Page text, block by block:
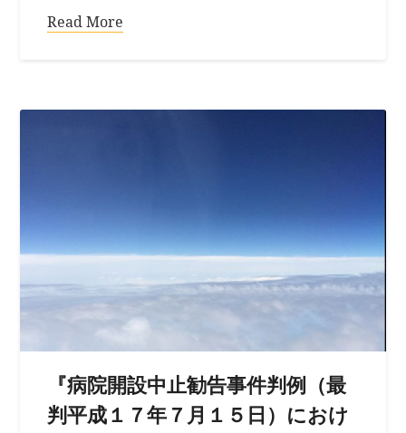
Read More
『病院開設中止勧告事件判例（最
判平成１７年７月１５日）におけ